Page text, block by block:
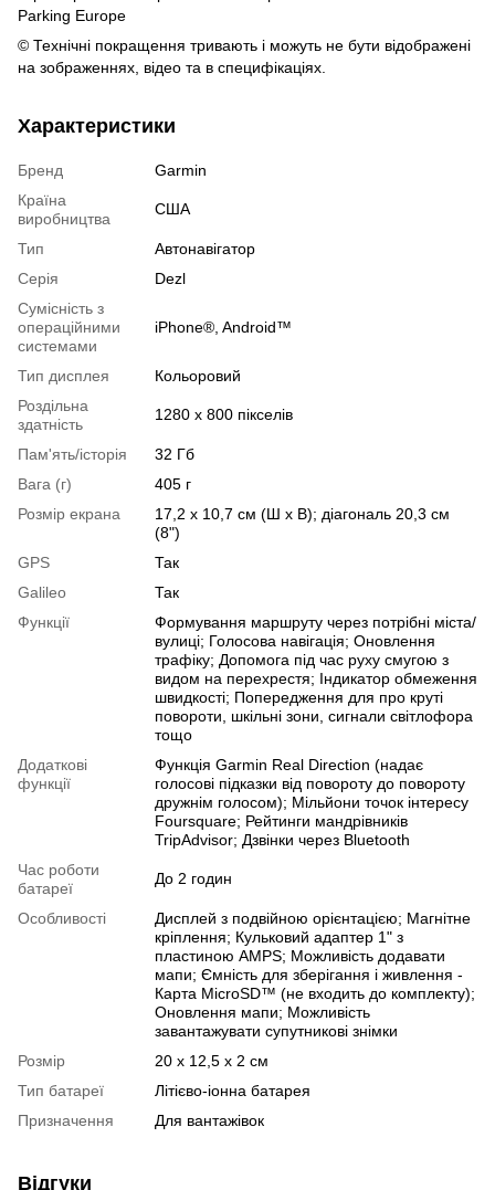
Parking Europe
© Технічні покращення тривають і можуть не бути відображені
на зображеннях, відео та в специфікаціях.
Характеристики
Бренд
Garmin
Країна
виробництва
США
Тип
Автонавігатор
Серія
Dezl
Сумісність з
операційними
системами
iPhone®, Android™
Тип дисплея
Кольоровий
Роздільна
здатність
1280 x 800 пікселів
Пам'ять/історія
32 Гб
Вага (г)
405 г
Розмір екрана
17,2 x 10,7 см (Ш x В); діагональ 20,3 см
(8")
GPS
Так
Galileo
Так
Функції
Формування маршруту через потрібні міста/
вулиці; Голосова навігація; Оновлення
трафіку; Допомога під час руху смугою з
видом на перехрестя; Індикатор обмеження
швидкості; Попередження для про круті
повороти, шкільні зони, сигнали світлофора
тощо
Додаткові
функції
Функція Garmin Real Direction (надає
голосові підказки від повороту до повороту
дружнім голосом); Мільйони точок інтересу
Foursquare; Рейтинги мандрівників
TripAdvisor; Дзвінки через Bluetooth
Час роботи
батареї
До 2 годин
Особливості
Дисплей з подвійною орієнтацією; Магнітне
кріплення; Кульковий адаптер 1" з
пластиною AMPS; Можливість додавати
мапи; Ємність для зберігання і живлення -
Карта MicroSD™ (не входить до комплекту);
Оновлення мапи; Можливість
завантажувати супутникові знімки
Розмір
20 x 12,5 x 2 см
Тип батареї
Літієво-іонна батарея
Призначення
Для вантажівок
Відгуки